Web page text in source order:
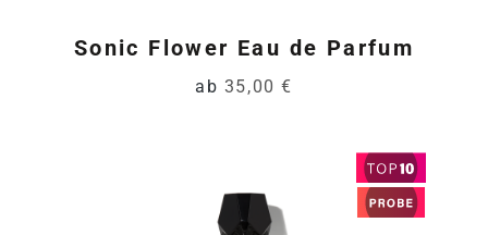
Sonic Flower Eau de Parfum
ab 35,00 €